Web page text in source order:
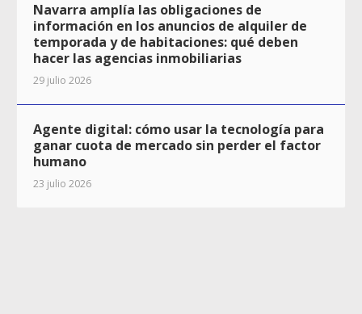
Navarra amplía las obligaciones de
información en los anuncios de alquiler de
temporada y de habitaciones: qué deben
hacer las agencias inmobiliarias
29 julio 2026
Agente digital: cómo usar la tecnología para
ganar cuota de mercado sin perder el factor
humano
23 julio 2026